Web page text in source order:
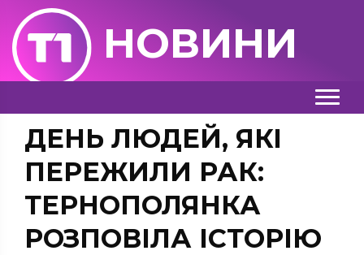
НОВИНИ
ДЕНЬ ЛЮДЕЙ, ЯКІ
ПЕРЕЖИЛИ РАК:
ТЕРНОПОЛЯНКА
РОЗПОВІЛА ІСТОРІЮ